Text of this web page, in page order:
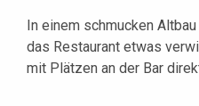
In einem schmucken
das Restaurant etwas
mit Plätzen an der Bar